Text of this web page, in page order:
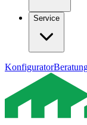
Service
Konfigurator